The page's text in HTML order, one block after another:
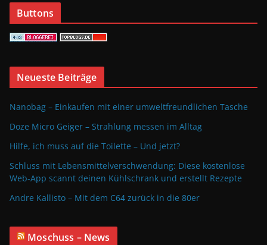
Buttons
Neueste Beiträge
Nanobag – Einkaufen mit einer umweltfreundlichen Tasche
Doze Micro Geiger – Strahlung messen im Alltag
Hilfe, ich muss auf die Toilette – Und jetzt?
Schluss mit Lebensmittelverschwendung: Diese kostenlose
Web-App scannt deinen Kühlschrank und erstellt Rezepte
Andre Kallisto – Mit dem C64 zurück in die 80er
Moschuss – News